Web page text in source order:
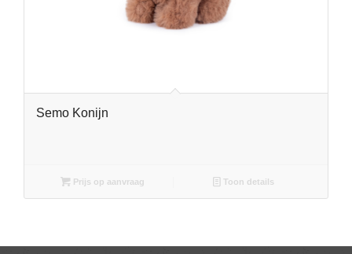
Semo Konijn
Prijs op aanvraag Toon details